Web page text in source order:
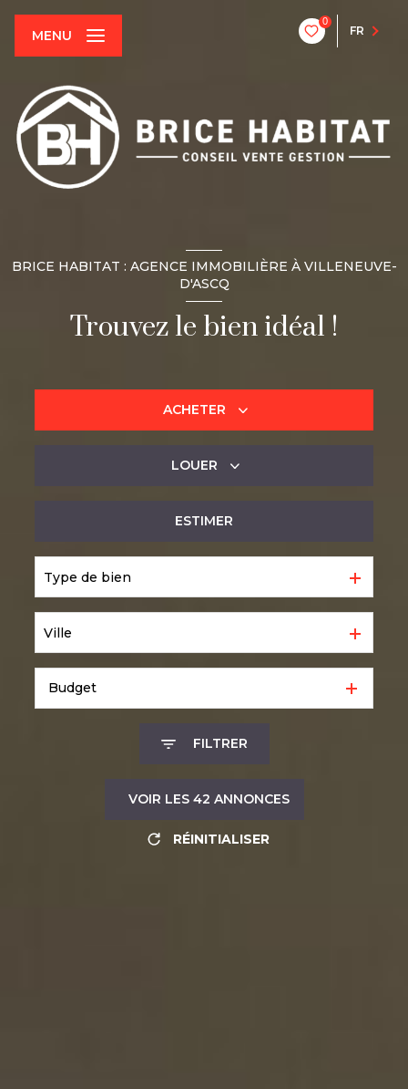
0
FR
MENU
BRICE HABITAT : AGENCE IMMOBILIÈRE À VILLENEUVE-
D'ASCQ
Trouvez le bien idéal !
ACHETER
LOUER
ESTIMER
Type de bien
Ville
Budget
FILTRER
VOIR LES 42 ANNONCES
RÉINITIALISER